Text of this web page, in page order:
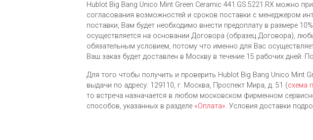
Hublot Big Bang Unico Mint Green Ceramic 441.GS.5221.RX можно
согласования возможностей и сроков поставки с менеджером
поставки, Вам будет необходимо внести предоплату в размере
осуществляется на основании Договора (образец Договора),
обязательным условием, потому что именно для Вас
Ваш заказ будет доставлен в Москву в течение 15 рабочих дней.
Для того чтобы получить и проверить Hublot Big Bang Unico Mint
выдачи по адресу: 129110, г. Москва, Проспект Мира, д. 51 (схема
то встреча назначается в любом московском фирменном
cпособов, указанных в разделе «Оплата». Условия доставки